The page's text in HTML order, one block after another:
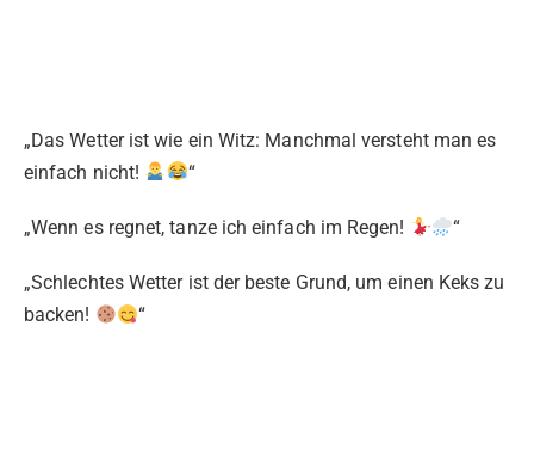
„Das Wetter ist wie ein Witz: Manchmal versteht man es
einfach nicht!
“
„Wenn es regnet, tanze ich einfach im Regen! “
„Schlechtes Wetter ist der beste Grund, um einen Keks zu
backen!
“